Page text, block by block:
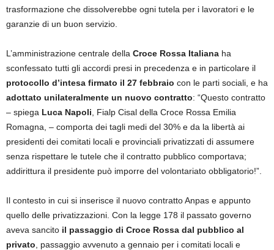
trasformazione che dissolverebbe ogni tutela per i lavoratori e le
garanzie di un buon servizio.
L’amministrazione centrale della Croce Rossa Italiana ha
sconfessato tutti gli accordi presi in precedenza e in particolare il
protocollo d’intesa firmato il 27 febbraio con le parti sociali, e ha
adottato unilateralmente un nuovo contratto: “Questo contratto
– spiega Luca Napoli , Fialp Cisal della Croce Rossa Emilia
Romagna, – comporta dei tagli medi del 30% e da la libertà ai
presidenti dei comitati locali e provinciali privatizzati di assumere
senza rispettare le tutele che il contratto pubblico comportava;
addirittura il presidente può imporre del volontariato obbligatorio!”.
Il contesto in cui si inserisce il nuovo contratto Anpas e appunto
quello delle privatizzazioni. Con la legge 178 il passato governo
aveva sancito il passaggio di Croce Rossa dal pubblico al
privato , passaggio avvenuto a gennaio per i comitati locali e